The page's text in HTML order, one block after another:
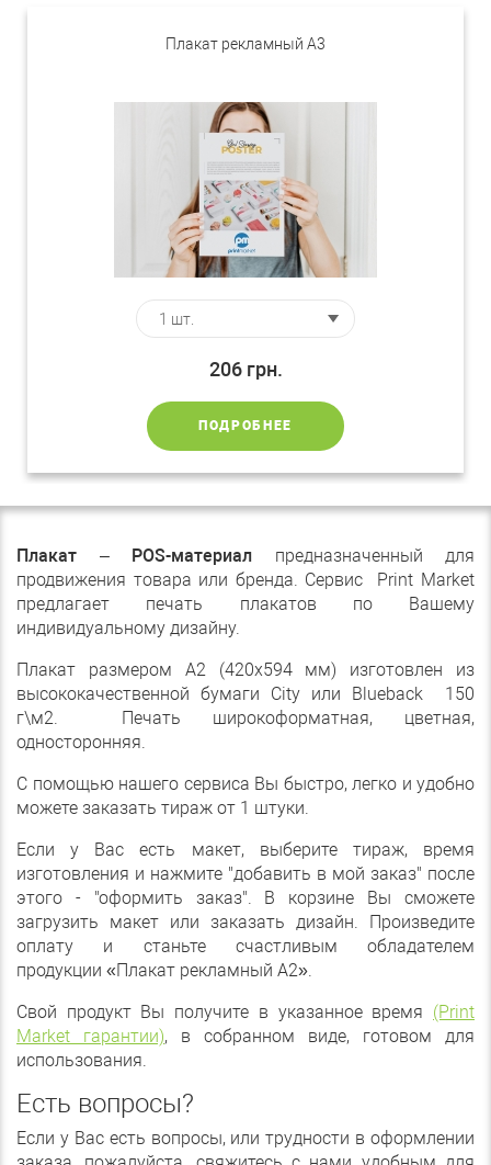
Плакат рекламный А3
206 грн.
ПОДРОБНЕЕ
Плакат – POS-материал предназначенный для
продвижения товара или бренда. Сервис Print Market
предлагает печать плакатов по Вашему
индивидуальному дизайну.
Плакат размером А2 (420х594 мм) изготовлен из
высококачественной бумаги City или Blueback 150
г\м2. Печать широкоформатная, цветная,
односторонняя.
С помощью нашего сервиса Вы быстро, легко и удобно
можете заказать тираж от 1 штуки.
Если у Вас есть макет, выберите тираж, время
изготовления и нажмите "добавить в мой заказ" после
этого - "оформить заказ". В корзине Вы сможете
загрузить макет или заказать дизайн. Произведите
оплату и станьте счастливым обладателем
продукции «Плакат рекламный А2».
Свой продукт Вы получите в указанное время (Print
Market гарантии), в собранном виде, готовом для
использования.
Есть вопросы?
Если у Вас есть вопросы, или трудности в оформлении